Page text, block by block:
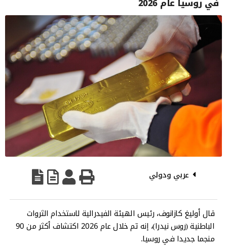
عربي ودولي
قال أوليغ كازانوف، رئيس الهيئة الفيدرالية لاستخدام الثروات
الباطنية (روس نيدرا)، إنه تم خلال عام 2026 اكتشاف أكثر من 90
منجما جديدا في روسيا.